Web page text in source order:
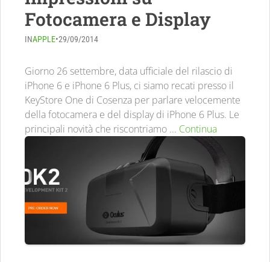
Fotocamera e Display
INAPPLE•29/09/2014
Giorno 26 settembre, data ufficiale del rilascio di
iPhone 6 e iPhone 6 Plus, ci siamo recati presso il
KeyStore One di Cosenza per parlare velocemente
della fotocamera e del display di iPhone 6 Plus. Le
principali novità che riscontriamo ... Continua